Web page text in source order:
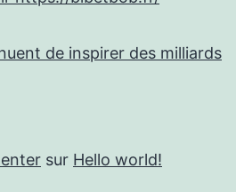
de inspirer des milliards
sur Hello world!